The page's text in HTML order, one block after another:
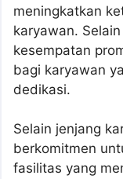
meningkatkan
karyawan.
kesempatan
bagi karyawan
dedikasi.
Selain jenjang
berkomitmen
fasilitas yang